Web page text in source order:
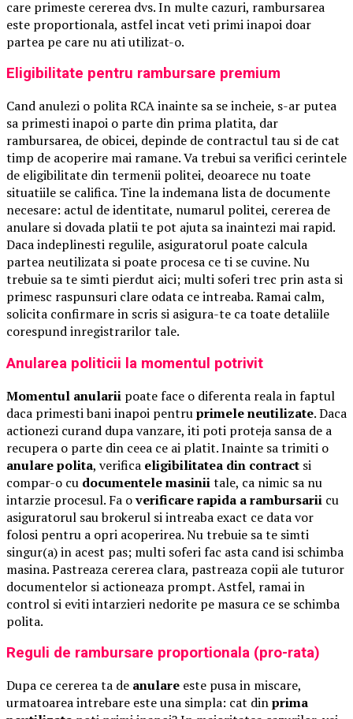
care primeste cererea dvs. In multe cazuri, rambursarea
este proportionala, astfel incat veti primi inapoi doar
partea pe care nu ati utilizat-o.
Eligibilitate pentru rambursare premium
Cand anulezi o polita RCA inainte sa se incheie, s-ar putea
sa primesti inapoi o parte din prima platita, dar
rambursarea, de obicei, depinde de contractul tau si de cat
timp de acoperire mai ramane. Va trebui sa verifici cerintele
de eligibilitate din termenii politei, deoarece nu toate
situatiile se califica. Tine la indemana lista de documente
necesare: actul de identitate, numarul politei, cererea de
anulare si dovada platii te pot ajuta sa inaintezi mai rapid.
Daca indeplinesti regulile, asiguratorul poate calcula
partea neutilizata si poate procesa ce ti se cuvine. Nu
trebuie sa te simti pierdut aici; multi soferi trec prin asta si
primesc raspunsuri clare odata ce intreaba. Ramai calm,
solicita confirmare in scris si asigura-te ca toate detaliile
corespund inregistrarilor tale.
Anularea politicii la momentul potrivit
Momentul anularii poate face o diferenta reala in faptul
daca primesti bani inapoi pentruprimele neutilizate. Daca
actionezi curand dupa vanzare, iti poti proteja sansa de a
recupera o parte din ceea ce ai platit. Inainte sa trimiti o
anulare polita, verifica eligibilitatea din contract si
compar-o cu documentele masiniitale, ca nimic sa nu
intarzie procesul. Fa overificare rapida a rambursarii cu
asiguratorul sau brokerul si intreaba exact ce data vor
folosi pentru a opri acoperirea. Nu trebuie sa te simti
singur(a) in acest pas; multi soferi fac asta cand isi schimba
masina. Pastreaza cererea clara, pastreaza copii ale tuturor
documentelor si actioneaza prompt. Astfel, ramai in
control si eviti intarzieri nedorite pe masura ce se schimba
polita.
Reguli de rambursare proportionala (pro-rata)
Dupa ce cererea ta de anulare este pusa in miscare,
urmatoarea intrebare este una simpla: cat dinprima